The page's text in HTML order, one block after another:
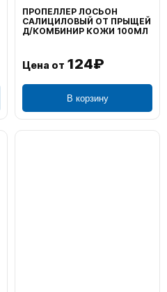
ПРОПЕЛЛЕР ЛОСЬОН
САЛИЦИЛОВЫЙ ОТ ПРЫЩЕЙ
Д/КОМБИНИР КОЖИ 100МЛ
Цена от 124₽
В корзину